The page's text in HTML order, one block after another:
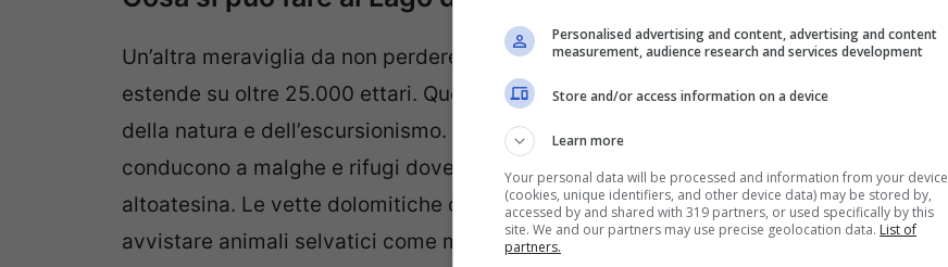
Un’altra meraviglia da non perdere è il Parco Naturale Fanes-Senes-Braies, che si
estende su oltre 25.000 ettari. Questo parco è un vero paradiso per gli amanti
della natura e dell’escursionismo. Tra i sentieri ben segnalati, vi sono percorsi che
conducono a malghe e rifugi dove è possibile gustare piatti tipici della cucina
altoatesina. Le vette dolomitiche offrono scenari unici, e in estate è possibile
avvistare animali selvatici come marmotte e stambecchi.
Personalised advertising and content, advertising and content
measurement, audience research and services development
Store and/or access information on a device
Learn more
Your personal data will be processed and information from your device
(cookies, unique identifiers, and other device data) may be stored by,
accessed by and shared with 319 partners, or used specifically by this
site. We and our partners may use precise geolocation data. List of
partners.